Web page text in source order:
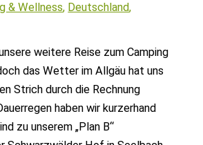
& Wellness, Deutschland,
weitere Reise zum Camping
das Wetter im Allgäu hat uns
Strich durch die Rechnung
haben wir kurzerhand
zu unserem „Plan B“